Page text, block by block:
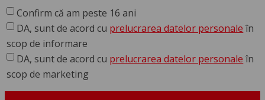
Confirm că am peste 16 ani
DA, sunt de acord cu prelucrarea datelor personale în
scop de informare
DA, sunt de acord cu prelucrarea datelor personale în
scop de marketing